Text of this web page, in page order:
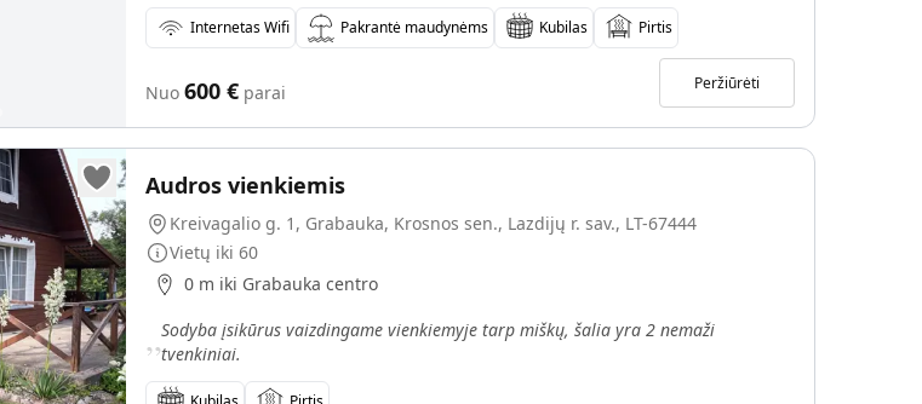
Internetas Wifi Pakrantė maudynėms Kubilas Pirtis
Nuo 600€ parai Peržiūrėti
Audros vienkiemis
Kreivagalio g. 1, Grabauka, Krosnos sen., Lazdijų r. sav., LT-67444
Vietų iki 60
0 m iki Grabauka centro
„Sodyba įsikūrus vaizdingame vienkiemyje tarp miškų, šalia yra 2 nemaži
tvenkiniai.